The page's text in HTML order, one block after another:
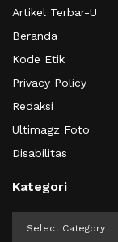
Artikel Terbar-U
Beranda
Kode Etik
Privacy Policy
Redaksi
Ultimagz Foto
Disabilitas
Kategori